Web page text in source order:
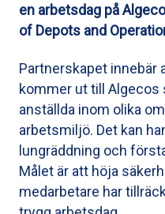
en arbetsdag på
of Depots and
Partnerskapet innebär
kommer ut till Algecos
anställda inom olika
arbetsmiljö. Det kan
lungräddning och
Målet är att höja
medarbetare har